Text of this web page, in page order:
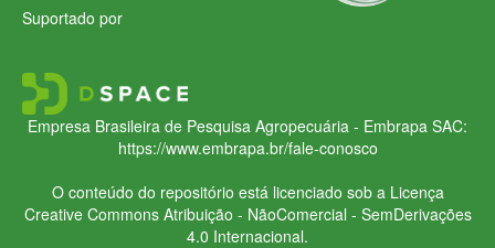
Suportado por
Empresa Brasileira de Pesquisa Agropecuária - Embrapa SAC:
https://www.embrapa.br/fale-conosco
O conteúdo do repositório está licenciado sob a Licença
Creative CommonsAtribuição - NãoComercial - SemDerivações
4.0 Internacional.